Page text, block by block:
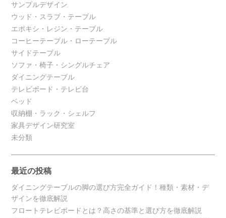
サンプルデザイン
ウッド・スラブ・テーブル
エポキシ・レジン・テーブル
コーヒーテーブル・ローテーブル
サイドテーブル
ソファ・椅子・シングルチェア
ダイニングテーブル
テレビボード・テレビ台
ベッド
収納棚・ラック・シェルフ
家具デザイン研究室
未分類
最近の投稿
ダイニングテーブルの脚の選び方完全ガイド！種類・素材・デ
ザインを徹底解説
フロートテレビボードとは？高さの基準と選び方を徹底解説